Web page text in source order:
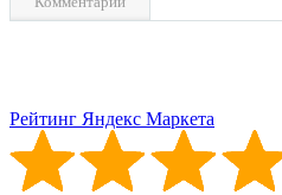
Рейтинг Яндекс Маркета